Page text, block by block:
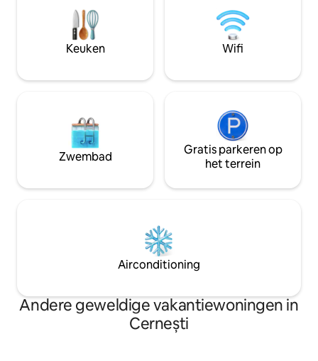
voor koppels of zakenreizigers, het is de
perfecte plek om te ontspannen en de
stad te verkennen. Boek vandaag nog je
loopafstand. Ik
verwelkomen en
onvergetelijk te
Keuken Wifi
Zwembad
Gratis parkeren op
het terrein
Airconditioning
Andere geweldige vakantiewoningen in
Cernești